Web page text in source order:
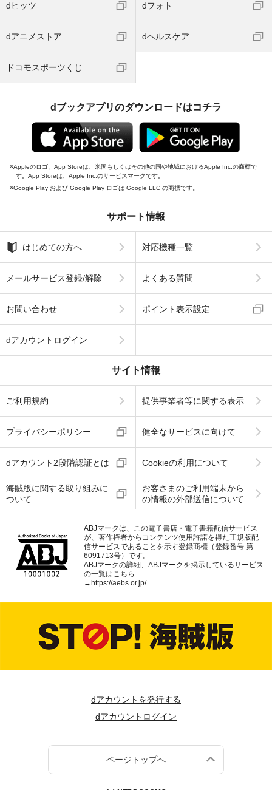
dヒッツ dフォト
dアニメストア dヘルスケア
ドコモスポーツくじ
dブックアプリのダウンロードはコチラ
Appleのロゴ、App Storeは、米国もしくはその他の国や地域におけるApple Inc.の商標で
す。App Storeは、Apple Inc.のサービスマークです。
Google Play および Google Play ロゴは Google LLC の商標です。
サポート情報
はじめての方へ 対応機種一覧
メールサービス登録/解除 よくある質問
お問い合わせ ポイント表示設定
dアカウントログイン
サイト情報
ご利用規約 提供事業者等に関する表示
プライバシーポリシー 健全なサービスに向けて
dアカウント2段階認証とは Cookieの利用について
海賊版に関する取り組みに
ついて
お客さまのご利用端末から
の情報の外部送信について
ABJマークは、この電子書店・電子書籍配信サービス
が、著作権者からコンテンツ使用許諾を得た正規版配
信サービスであることを示す登録商標（登録番号 第
6091713号）です。
ABJマークの詳細、ABJマークを掲示しているサービス
の一覧はこちら
→https://aebs.or.jp/
dアカウントを発行する
dアカウントログイン
ページトップへ